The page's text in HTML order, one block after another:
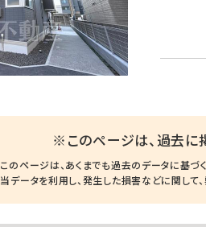
※このページは、過去に
このページは、あくまでも過去のデータに基づ
当データを利用し、発生した損害などに関して